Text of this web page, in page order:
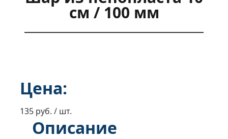
см / 100 мм
Цена:
135 руб. / шт.
Описание